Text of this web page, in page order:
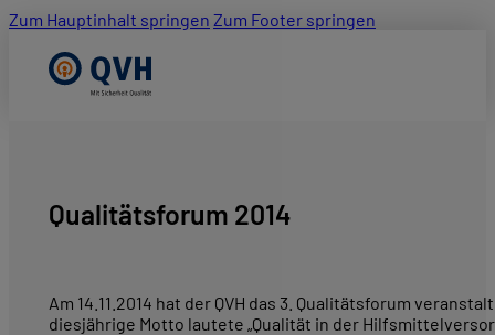
Zum Hauptinhalt springen Zum Footer springen
Qualitätsforum 2014
Am 14.11.2014 hat der QVH das 3. Qualitätsforum
diesjährige Motto lautete „Qualität in der